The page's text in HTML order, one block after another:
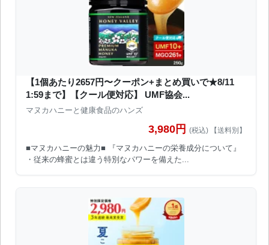
【1個あたり2657円〜クーポン+まとめ買いで★8/11
1:59まで】【クール便対応】 UMF協会...
マヌカハニーと健康食品のハンズ
3,980円 (税込) 【送料別】
■マヌカハニーの魅力■ 『マヌカハニーの栄養成分について』
・従来の蜂蜜とは違う特別なパワーを備えた...